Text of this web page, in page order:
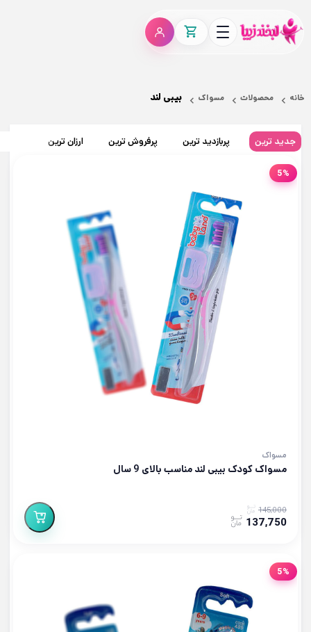
خانه محصولات مسواک بیبی لند
جدید ترین پربازدید ترین پرفروش ترین ارزان ترین
5%
مسواک
مسواک کودک بیبی لند مناسب بالای 9 سال
145,000
137,750
5%